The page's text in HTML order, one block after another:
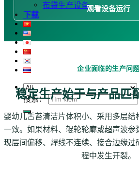
布袋生产设备
下载
搜索：
观看设备运行
企业面临的生产问题
稳定生产始于与产品匹
婴幼儿舌苔清洁片体积小、采用多层结
一致。如果材料、辊轮轮廓或超声波参
现层间偏移、焊线不连续、接合边缘过
程中发生开裂。